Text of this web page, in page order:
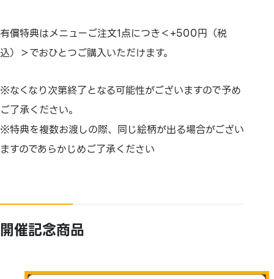
有償特典はメニューご注文1点につき＜+500円（税
込）＞でおひとつご購入いただけます。
※なくなり次第終了となる可能性がございますので予め
ご了承ください。
※特典を複数お渡しの際、同じ絵柄が出る場合がござい
ますのであらかじめご了承ください
開催記念商品